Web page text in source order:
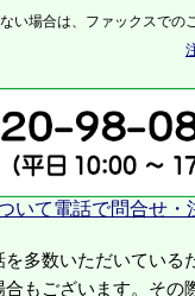
い場合は、ファックスでの
いて電話で問合せ・
多数いただいている
もございます。その